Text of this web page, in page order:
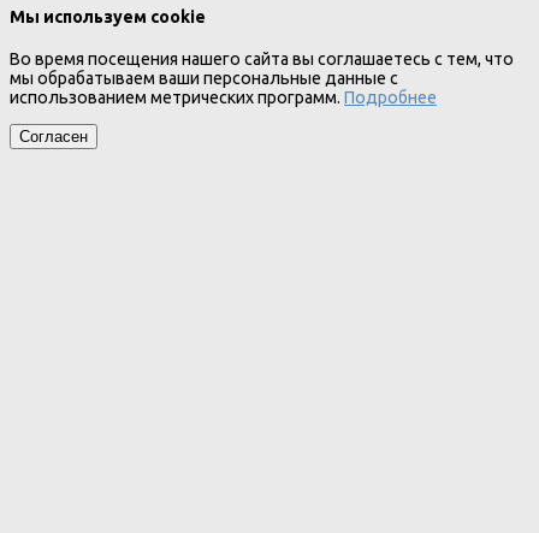
Мы используем cookie
Во время посещения нашего сайта вы соглашаетесь с тем, что
мы обрабатываем ваши персональные данные с
использованием метрических программ. Подробнее
Согласен